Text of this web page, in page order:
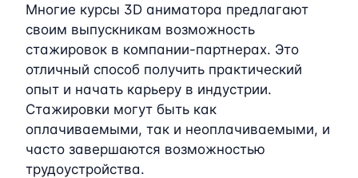
Многие курсы 3D аниматора предлагают
своим выпускникам возможность
стажировок в компании-партнерах. Это
отличный способ получить практический
опыт и начать карьеру в индустрии.
Стажировки могут быть как
оплачиваемыми, так и неоплачиваемыми, и
часто завершаются возможностью
трудоустройства.